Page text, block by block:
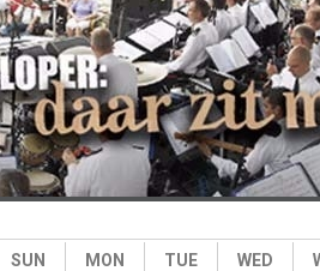
SUN MON TUE WED